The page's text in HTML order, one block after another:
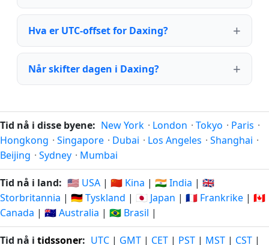
Hva er UTC-offset for Daxing?
Når skifter dagen i Daxing?
Tid nå i disse byene: New York · London · Tokyo · Paris ·
Hongkong · Singapore · Dubai · Los Angeles · Shanghai ·
Beijing · Sydney · Mumbai
Tid nå i land: 🇺🇸 USA | 🇨🇳 Kina | 🇮🇳 India | 🇬🇧
Storbritannia | 🇩🇪 Tyskland | 🇯🇵 Japan | 🇫🇷 Frankrike | 🇨🇦
Canada | 🇦🇺 Australia | 🇧🇷 Brasil |
Tid nå i tidssoner: UTC | GMT | CET | PST | MST | CST |